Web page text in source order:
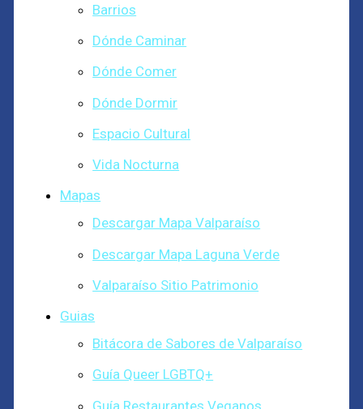
Barrios
Dónde Caminar
Dónde Comer
Dónde Dormir
Espacio Cultural
Vida Nocturna
Mapas
Descargar Mapa Valparaíso
Descargar Mapa Laguna Verde
Valparaíso Sitio Patrimonio
Guias
Bitácora de Sabores de Valparaíso
Guía Queer LGBTQ+
Guía Restaurantes Veganos